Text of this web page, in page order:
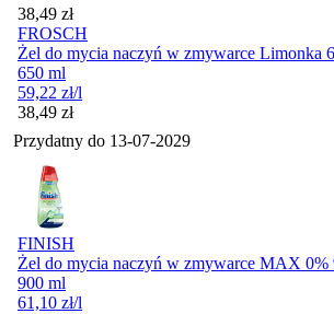
Cena
38,49 zł
FROSCH
Żel do mycia naczyń w zmywarce Limonka
650 ml
59,22 zł/l
Cena
38,49 zł
Przydatny do 13-07-2029
FINISH
Żel do mycia naczyń w zmywarce MAX 0%
900 ml
61,10 zł/l